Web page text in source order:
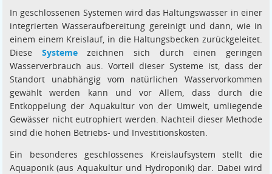
In geschlossenen Systemen wird das Haltungswasser in einer
integrierten Wasseraufbereitung gereinigt und dann, wie in
einem einem Kreislauf, in die Haltungsbecken zurückgeleitet.
Diese Systemezeichnen sich durch einen geringen
Wasserverbrauch aus. Vorteil dieser Systeme ist, dass der
Standort unabhängig vom natürlichen Wasservorkommen
gewählt werden kann und vor Allem, dass durch die
Entkoppelung der Aquakultur von der Umwelt, umliegende
Gewässer nicht eutrophiert werden. Nachteil dieser Methode
sind die hohen Betriebs- und Investitionskosten.
Ein besonderes geschlossenes Kreislaufsystem stellt die
Aquaponik (aus Aquakultur und Hydroponik) dar. Dabei wird